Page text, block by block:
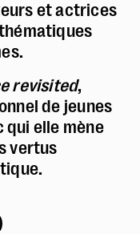
et actrices
revisited,
de jeunes
elle mène
vertus